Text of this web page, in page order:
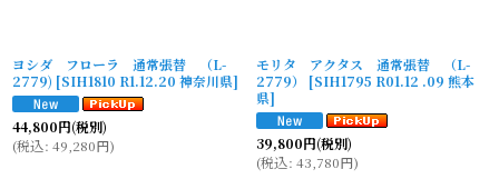
ヨシダ フローラ 通常張替 （L-
2779) [SIH1810 R1.12.20 神奈川県]
44,800円(税別)
(税込: 49,280円)
モリタ アクタス 通常張替 （L-
2779）
[SIH1795 R01.12 .09 熊本
県]
39,800円(税別)
(税込: 43,780円)